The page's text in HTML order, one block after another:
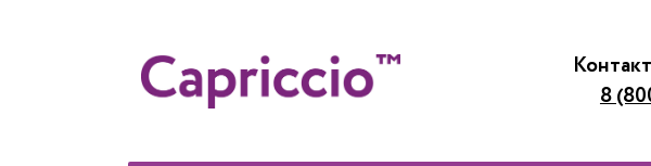
8